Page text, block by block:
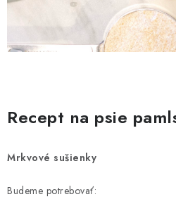
Recept na psie
Mrkvové sušienky
Budeme potrebovať: